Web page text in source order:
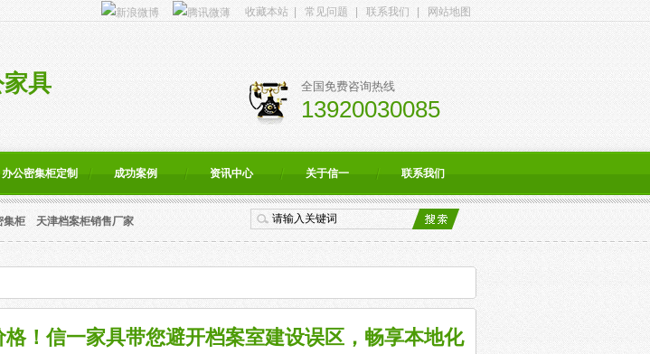
收藏本站 常见问题 联系我们 网站地图
具 全国免费咨询热线
13920030085
办公密集柜定制 成功案例 资讯中心 关于信一 联系我们
集柜 天津档案柜销售厂家
！信一家具带您避开档案室建设误区，畅享本地化